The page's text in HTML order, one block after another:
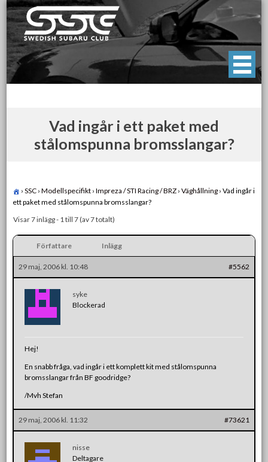
Skip
to
content
Swedish Subaru Club
För oss som älskar Subaru!
Vad ingår i ett paket med
stålomspunna bromsslangar?
› SSC › Modellspecifikt › Impreza / STI Racing / BRZ › Väghållning › Vad ingår i
ett paket med stålomspunna bromsslangar?
Visar 7 inlägg - 1 till 7 (av 7 totalt)
Författare Inlägg
29 maj, 2006 kl. 10:48 #5562
syke
Blockerad
Hej!
En snabb fråga, vad ingår i ett komplett kit med stålomspunna
bromsslangar från BF goodridge?
/Mvh Stefan
29 maj, 2006 kl. 11:32 #73621
nisse
Deltagare